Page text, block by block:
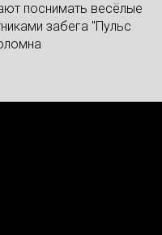
поснимать весёлые
забега "Пульс